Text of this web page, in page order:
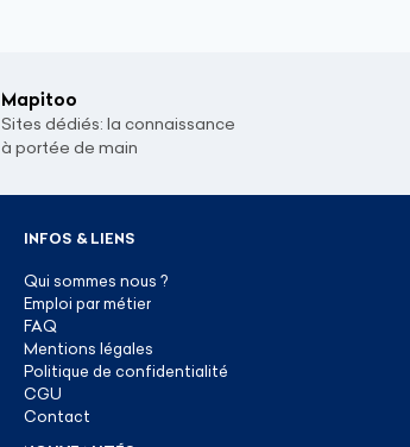
Mapitoo
Sites dédiés: la connaissance
à portée de main
INFOS & LIENS
Qui sommes nous ?
Emploi par métier
FAQ
Mentions légales
Politique de confidentialité
CGU
Contact